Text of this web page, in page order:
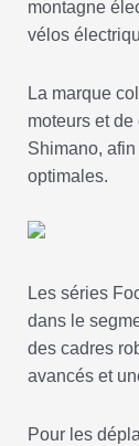
montagne
vélos
La marque
moteurs et
Shimano,
optimales.
Les séries
dans le
des cadres
avancés et
Pour les